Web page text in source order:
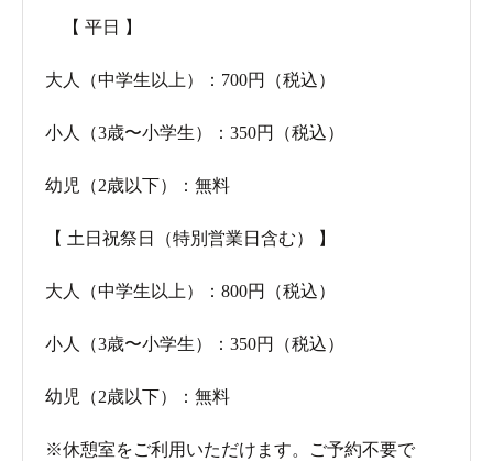
【 平日 】
大人（中学生以上）：700円（税込）
小人（3歳〜小学生）：350円（税込）
幼児（2歳以下）：無料
【 土日祝祭日（特別営業日含む） 】
大人（中学生以上）：800円（税込）
小人（3歳〜小学生）：350円（税込）
幼児（2歳以下）：無料
※休憩室をご利用いただけます。ご予約不要で